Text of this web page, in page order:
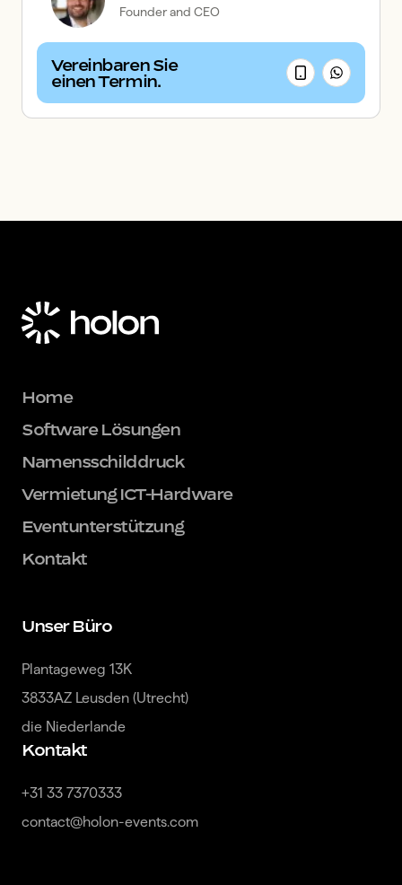
Founder and CEO
Vereinbaren Sie
einen Termin.
Home
Software Lösungen
Namensschilddruck
Vermietung ICT-Hardware
Eventunterstützung
Kontakt
Unser Büro
Plantageweg 13K
3833AZ Leusden (Utrecht)
die Niederlande
Kontakt
+31 33 7370333
contact@holon-events.com